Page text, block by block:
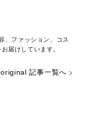
、ファッション、コス
届けしています。
記事一覧へ